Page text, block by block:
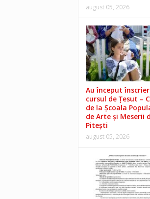
august 05, 2026
Au început
cursul de Țesut –
de la Școala
de Arte și Meserii
Pitești
august 05, 2026